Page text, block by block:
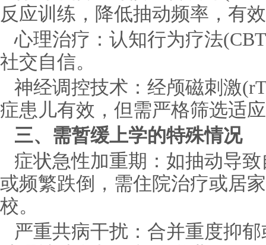
反应训练，降低抽动频率，有
心理治疗：认知行为疗法
社交自信。
神经调控技术：经颅磁刺激
症患儿有效，但需严格筛选适
三、需暂缓上学的特殊情况
症状急性加重期：如抽动导
或频繁跌倒，需住院治疗或居
校。
严重共病干扰：合并重度抑